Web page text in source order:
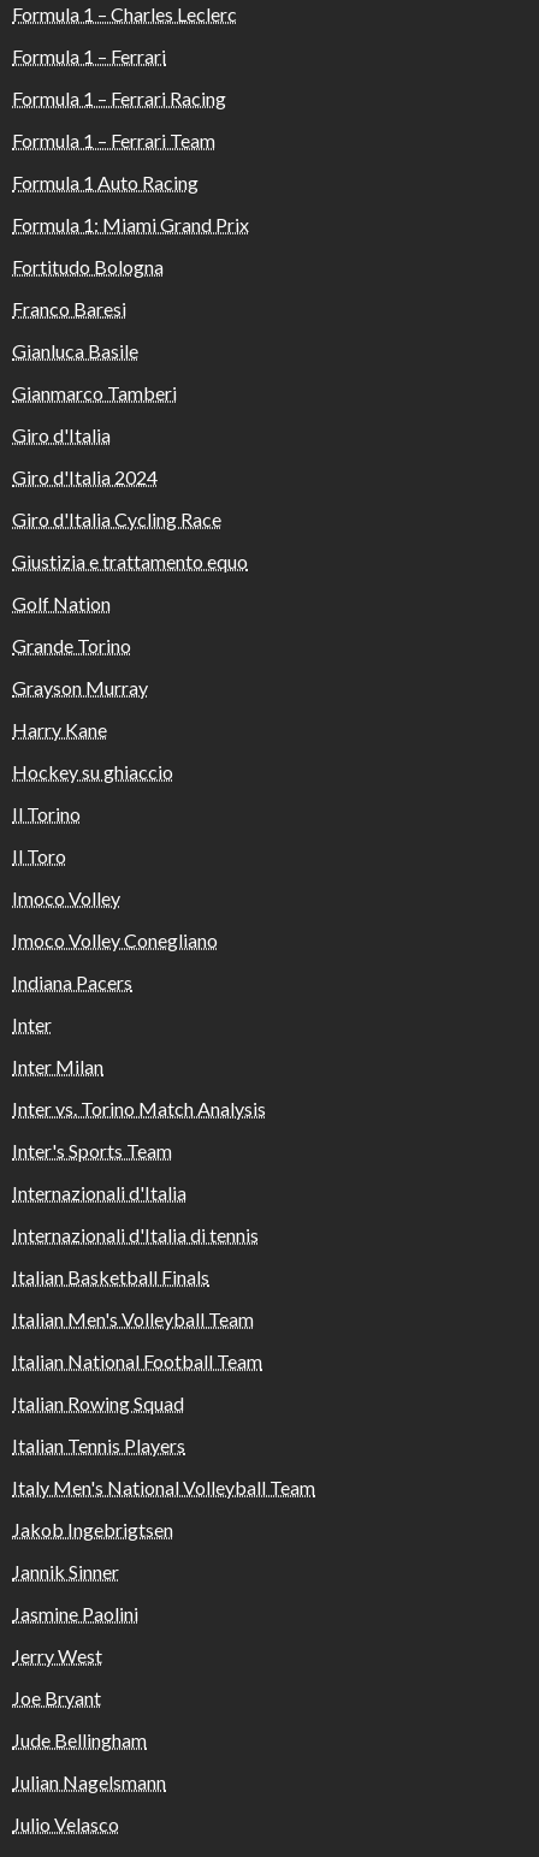
Formula 1 – Charles Leclerc
Formula 1 – Ferrari
Formula 1 – Ferrari Racing
Formula 1 – Ferrari Team
Formula 1 Auto Racing
Formula 1: Miami Grand Prix
Fortitudo Bologna
Franco Baresi
Gianluca Basile
Gianmarco Tamberi
Giro d'Italia
Giro d'Italia 2024
Giro d'Italia Cycling Race
Giustizia e trattamento equo
Golf Nation
Grande Torino
Grayson Murray
Harry Kane
Hockey su ghiaccio
Il Torino
Il Toro
Imoco Volley
Imoco Volley Conegliano
Indiana Pacers
Inter
Inter Milan
Inter vs. Torino Match Analysis
Inter's Sports Team
Internazionali d'Italia
Internazionali d'Italia di tennis
Italian Basketball Finals
Italian Men's Volleyball Team
Italian National Football Team
Italian Rowing Squad
Italian Tennis Players
Italy Men's National Volleyball Team
Jakob Ingebrigtsen
Jannik Sinner
Jasmine Paolini
Jerry West
Joe Bryant
Jude Bellingham
Julian Nagelsmann
Julio Velasco